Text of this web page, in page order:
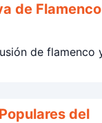
de
de flamenco
del